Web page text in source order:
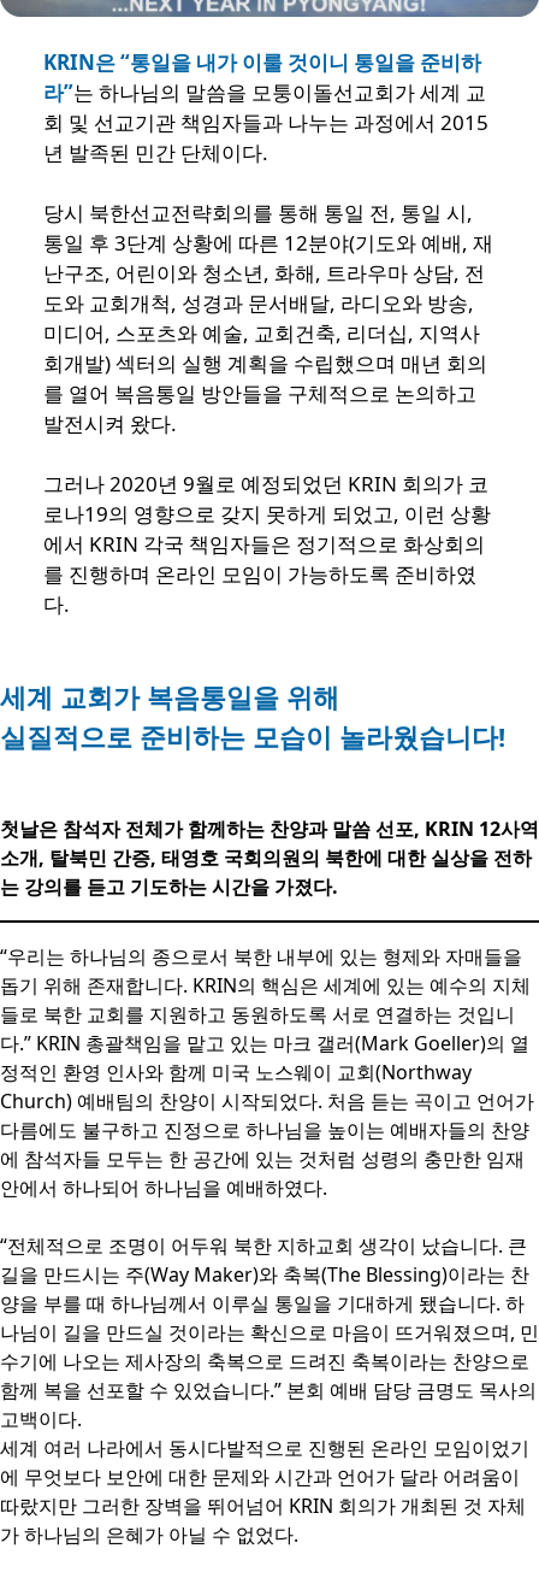
KRIN은 “통일을 내가 이룰 것이니 통일을 준비하
라”는 하나님의 말씀을 모퉁이돌선교회가 세계 교
회 및 선교기관 책임자들과 나누는 과정에서 2015
년 발족된 민간 단체이다.
당시 북한선교전략회의를 통해 통일 전, 통일 시,
통일 후 3단계 상황에 따른 12분야(기도와 예배, 재
난구조, 어린이와 청소년, 화해, 트라우마 상담, 전
도와 교회개척, 성경과 문서배달, 라디오와 방송,
미디어, 스포츠와 예술, 교회건축, 리더십, 지역사
회개발) 섹터의 실행 계획을 수립했으며 매년 회의
를 열어 복음통일 방안들을 구체적으로 논의하고
발전시켜 왔다.
그러나 2020년 9월로 예정되었던 KRIN 회의가 코
로나19의 영향으로 갖지 못하게 되었고, 이런 상황
에서 KRIN 각국 책임자들은 정기적으로 화상회의
를 진행하며 온라인 모임이 가능하도록 준비하였
다.
세계 교회가 복음통일을 위해
실질적으로 준비하는 모습이 놀라웠습니다!
첫날은 참석자 전체가 함께하는 찬양과 말씀 선포, KRIN 12사역
소개, 탈북민 간증, 태영호 국회의원의 북한에 대한 실상을 전하
는 강의를 듣고 기도하는 시간을 가졌다.
“우리는 하나님의 종으로서 북한 내부에 있는 형제와 자매들을
돕기 위해 존재합니다. KRIN의 핵심은 세계에 있는 예수의 지체
들로 북한 교회를 지원하고 동원하도록 서로 연결하는 것입니
다.” KRIN 총괄책임을 맡고 있는 마크 갤러(Mark Goeller)의 열
정적인 환영 인사와 함께 미국 노스웨이 교회(Northway
Church) 예배팀의 찬양이 시작되었다. 처음 듣는 곡이고 언어가
다름에도 불구하고 진정으로 하나님을 높이는 예배자들의 찬양
에 참석자들 모두는 한 공간에 있는 것처럼 성령의 충만한 임재
안에서 하나되어 하나님을 예배하였다.
“전체적으로 조명이 어두워 북한 지하교회 생각이 났습니다. 큰
길을 만드시는 주(Way Maker)와 축복(The Blessing)이라는 찬
양을 부를 때 하나님께서 이루실 통일을 기대하게 됐습니다. 하
나님이 길을 만드실 것이라는 확신으로 마음이 뜨거워졌으며, 민
수기에 나오는 제사장의 축복으로 드려진 축복이라는 찬양으로
함께 복을 선포할 수 있었습니다.” 본회 예배 담당 금명도 목사의
고백이다.
세계 여러 나라에서 동시다발적으로 진행된 온라인 모임이었기
에 무엇보다 보안에 대한 문제와 시간과 언어가 달라 어려움이
따랐지만 그러한 장벽을 뛰어넘어 KRIN 회의가 개최된 것 자체
가 하나님의 은혜가 아닐 수 없었다.